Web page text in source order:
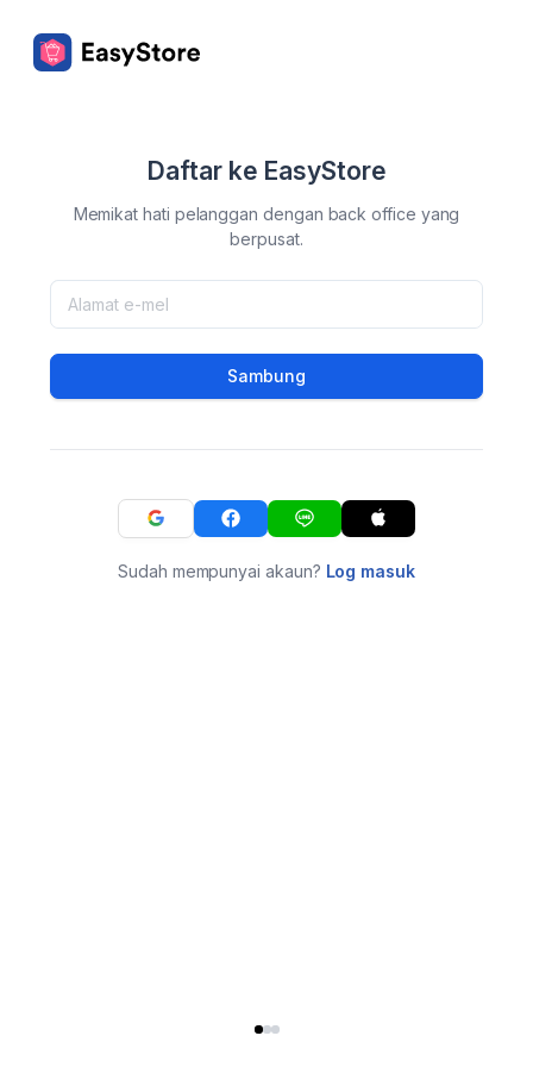
Daftar ke EasyStore
Memikat hati pelanggan dengan back office yang
berpusat.
Sambung
Sudah mempunyai akaun? Log masuk